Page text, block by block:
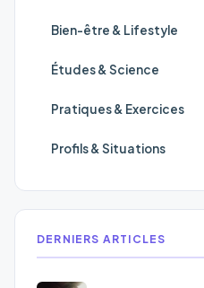
Bien-être & Lifestyle
Études & Science
Pratiques & Exercices
Profils & Situations
DERNIERS ARTICLES